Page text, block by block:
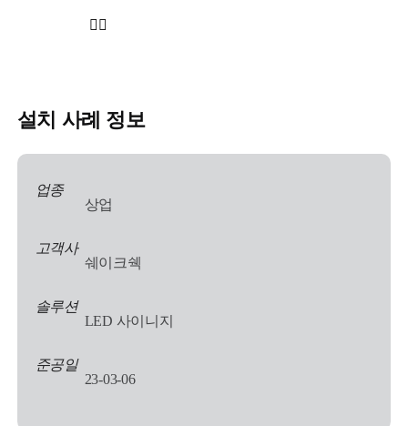
설치 사례 정보
업종
상업
고객사
쉐이크쉑
솔루션
LED 사이니지
준공일
23-03-06